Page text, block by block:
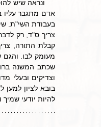
להיות יודעי